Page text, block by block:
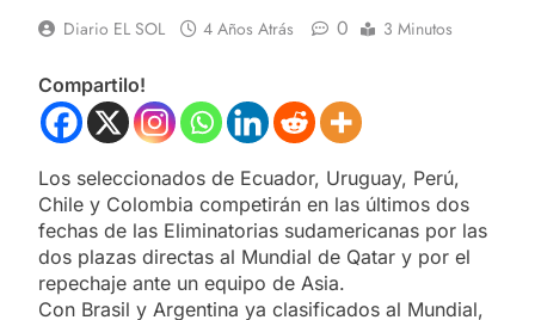
Diario EL SOL 4 Años Atrás 0 3 Minutos
Compartilo!
Los seleccionados de Ecuador, Uruguay, Perú,
Chile y Colombia competirán en las últimos dos
fechas de las Eliminatorias sudamericanas por las
dos plazas directas al Mundial de Qatar y por el
repechaje ante un equipo de Asia.
Con Brasil y Argentina ya clasificados al Mundial,